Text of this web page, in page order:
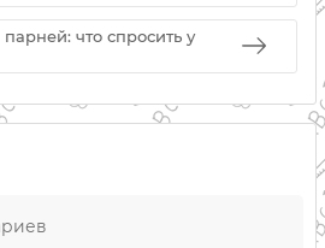
что спросить у